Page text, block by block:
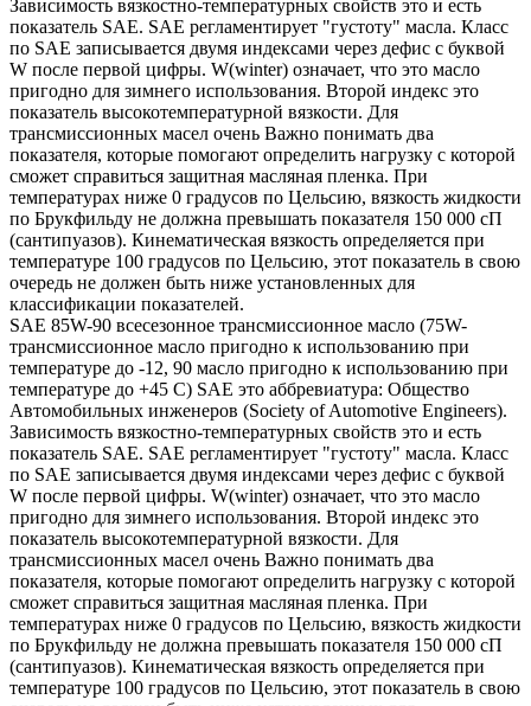
Зависимость вязкостно-температурных свойств это и есть
показатель SAE. SAE регламентирует "густоту" масла. Класс
по SAE записывается двумя индексами через дефис с буквой
W после первой цифры. W(winter) означает, что это масло
пригодно для зимнего использования. Второй индекс это
показатель высокотемпературной вязкости. Для
трансмиссионных масел очень Важно понимать два
показателя, которые помогают определить нагрузку с которой
сможет справиться защитная масляная пленка. При
температурах ниже 0 градусов по Цельсию, вязкость жидкости
по Брукфильду не должна превышать показателя 150 000 сП
(сантипуазов). Кинематическая вязкость определяется при
температуре 100 градусов по Цельсию, этот показатель в свою
очередь не должен быть ниже установленных для
классификации показателей.
SAE 85W-90 всесезонное трансмиссионное масло (75W-
трансмиссионное масло пригодно к использованию при
температуре до -12, 90 масло пригодно к использованию при
температуре до +45 С) SAE это аббревиатура: Общество
Автомобильных инженеров (Society of Automotive Engineers).
Зависимость вязкостно-температурных свойств это и есть
показатель SAE. SAE регламентирует "густоту" масла. Класс
по SAE записывается двумя индексами через дефис с буквой
W после первой цифры. W(winter) означает, что это масло
пригодно для зимнего использования. Второй индекс это
показатель высокотемпературной вязкости. Для
трансмиссионных масел очень Важно понимать два
показателя, которые помогают определить нагрузку с которой
сможет справиться защитная масляная пленка. При
температурах ниже 0 градусов по Цельсию, вязкость жидкости
по Брукфильду не должна превышать показателя 150 000 сП
(сантипуазов). Кинематическая вязкость определяется при
температуре 100 градусов по Цельсию, этот показатель в свою